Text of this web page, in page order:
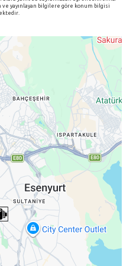
yayınlayan bilgilere göre konum bilgisi